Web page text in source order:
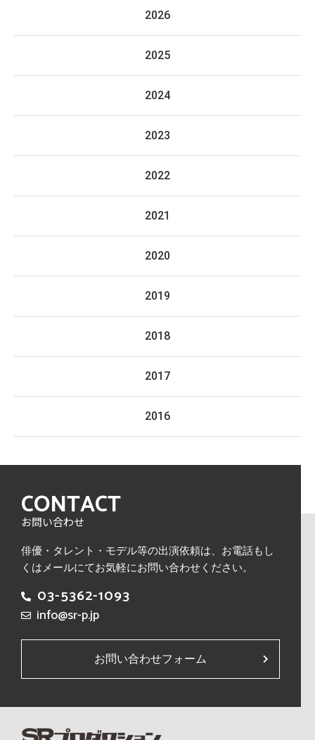
2026
2025
2024
2023
2022
2021
2020
2019
2018
2017
2016
CONTACT
お問い合わせ
俳優・タレント・モデル等の出演依頼は、 お電話もし
くはメールにてお気軽にお問い合わせください。
03-5362-1093
info@sr-p.jp
お問い合わせフォーム